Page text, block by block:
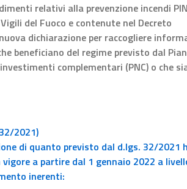
relativi alla prevenzione incendi
del Fuoco e contenute nel Decreto
dichiarazione per raccogliere
beneficiano del regime previsto dal
complementari (PNC) o che
2021)
di quanto previsto dal d.lgs. 32/2021
vigore a partire dal 1 gennaio 2022 a
inerenti: